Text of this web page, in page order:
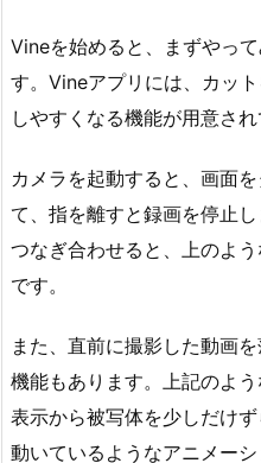
Vineを始めると、まずやっ
す。Vineアプリには、カッ
しやすくなる機能が用意され
カメラを起動すると、画面
て、指を離すと録画を停止
つなぎ合わせると、上のよ
です。
また、直前に撮影した動画
機能もあります。上記のよ
表示から被写体を少しだけ
動いているようなアニメーシ